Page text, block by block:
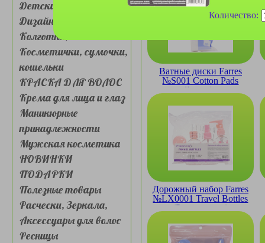
Количество:
Детские товары
Дизайн для ногтей
Колготки, носочки
Косметички, сумочки,
кошельки
КРАСКА ДЛЯ ВОЛОС
Крема для лица и глаз
Маникюрные
принадлежности
Мужская косметика
НОВИНКИ
ПОДАРКИ
Полезные товары
Расчески, Зеркала,
Аксессуары для волос
Ресницы
Ватные диски Farres
№S001 Cotton Pads
трехслойные (упаковка
Дорожный набор Farres
№LX0001 Travel Bottles
(5 предметов)